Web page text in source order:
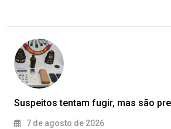
Suspeitos tentam fugir, mas são
7 de agosto de 2026